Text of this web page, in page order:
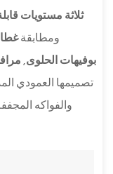
ثلاثة مستويات
ومطابقة
بوفيهات الحلوى